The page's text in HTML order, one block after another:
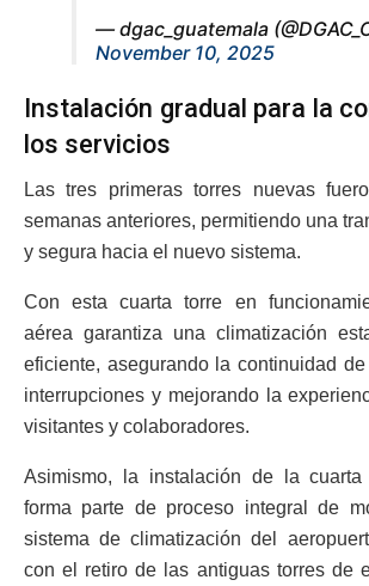
— dgac_guatemala
November 10, 2025
Instalación gradual para la
los servicios
Las tres primeras torres nuevas
semanas anteriores, permitiendo una
y segura hacia el nuevo sistema.
Con esta cuarta torre en
aérea garantiza una climatización
eficiente, asegurando la continuidad
interrupciones y mejorando la
visitantes y colaboradores.
Asimismo, la instalación de la cuarta
forma parte de proceso integral de
sistema de climatización del
con el retiro de las antiguas torres de